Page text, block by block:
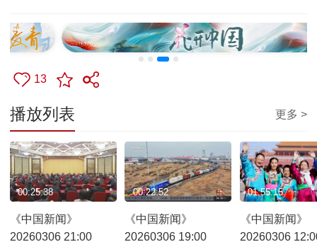
13
播放列表 更多 >
《中国新闻》
20260306 21:00
00:25:38
《中国新闻》
20260306 19:00
00:22:52
《中国新闻》
20260306
01:55:15